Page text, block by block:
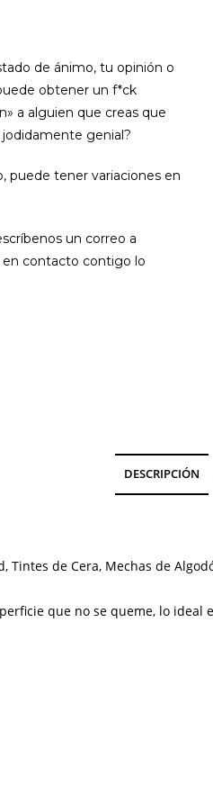
de ánimo, tu opinión o
obtener un f*ck
a alguien que creas que
genial?
puede tener variaciones en
un correo a
contacto contigo lo
DESCRIPCIÓN
Tintes de Cera, Mechas de
que no se queme, lo ideal